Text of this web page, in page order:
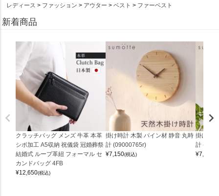
レディース
ファッション アウター ベスト ファーベスト
新着商品
クラッチバッグ メンズ 牛革 本革
シボ加工 A5収納 祝儀袋 冠婚葬祭
結婚式 ループ革紐 フォーマル セ
カンドバッグ 4FB
¥12,650(税込)
掛け時計 木製 パイン材 静音 丸時
計 (09000765r)
¥7,150(税込)
掛け時
計
¥7,150